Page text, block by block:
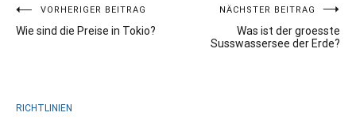
Beitragsnavigation
VORHERIGER BEITRAG
Wie sind die Preise in Tokio?
NÄCHSTER BEITRAG
Was ist der groesste
Susswassersee der Erde?
RICHTLINIEN